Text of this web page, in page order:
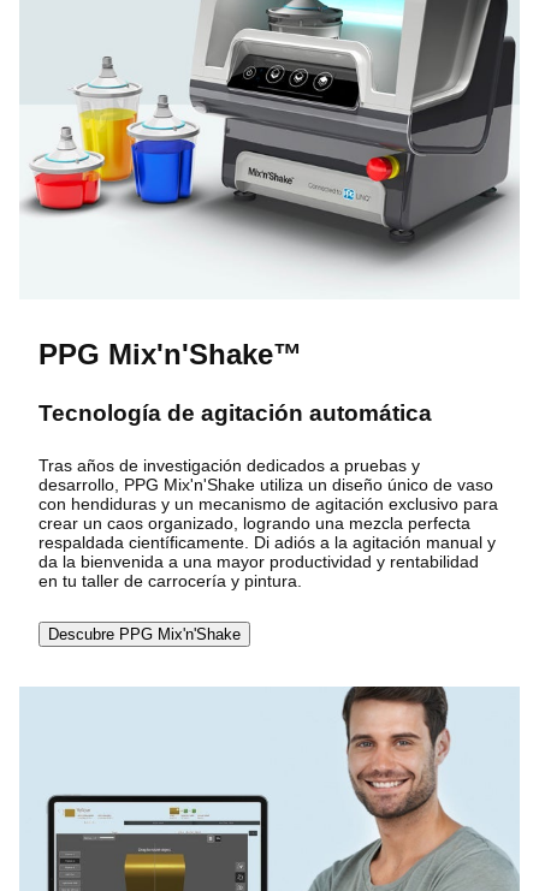
PPG Mix'n'Shake™
Tecnología de agitación automática
Tras años de investigación dedicados a pruebas y
desarrollo, PPG Mix'n'Shake utiliza un diseño único de vaso
con hendiduras y un mecanismo de agitación exclusivo para
crear un caos organizado, logrando una mezcla perfecta
respaldada científicamente. Di adiós a la agitación manual y
da la bienvenida a una mayor productividad y rentabilidad
en tu taller de carrocería y pintura.
Descubre PPG Mix'n'Shake